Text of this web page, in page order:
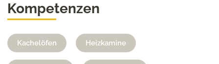
Kompetenzen
Kachelöfen Heizkamine